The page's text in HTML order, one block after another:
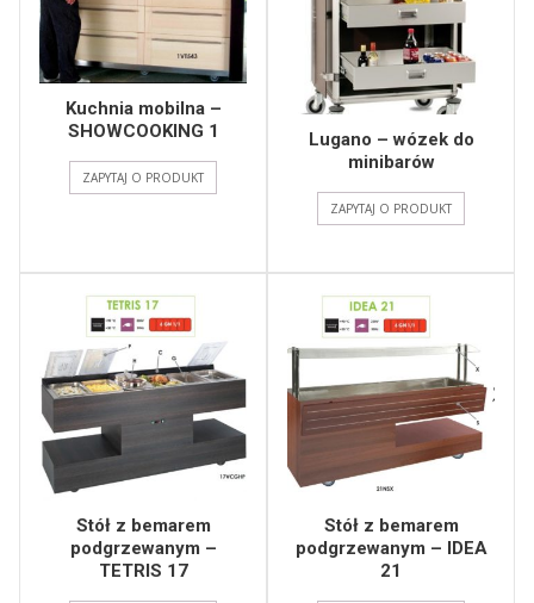
Kuchnia mobilna –
SHOWCOOKING 1
ZAPYTAJ O PRODUKT
Lugano – wózek do
minibarów
ZAPYTAJ O PRODUKT
Stół z bemarem
podgrzewanym –
TETRIS 17
Stół z bemarem
podgrzewanym – IDEA
21